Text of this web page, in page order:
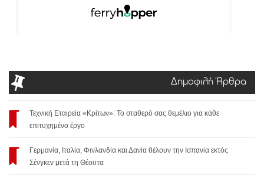
Δημοφιλή Άρθρα
Τεχνική Εταιρεία «Κρίτων»: Το σταθερό σας θεμέλιο για κάθε
επιτυχημένο έργο
Γερμανία, Ιταλία, Φινλανδία και Δανία θέλουν την Ισπανία εκτός
Σένγκεν μετά τη Θέουτα